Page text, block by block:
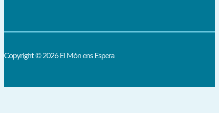
Copyright © 2026 El Món ens Espera